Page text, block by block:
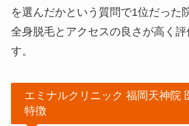
を選んだかという質問で1位だった
全身脱毛とアクセスの良さが高く評
す。
エミナルクリニック 福岡天神院
特徴